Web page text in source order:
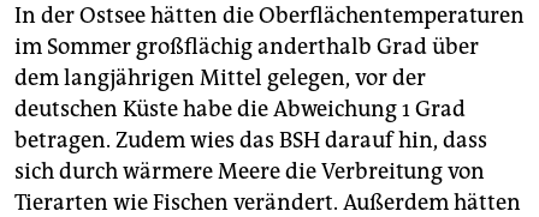
In der Ostsee hätten die Oberflächentemperaturen
im Sommer großflächig anderthalb Grad über
dem langjährigen Mittel gelegen, vor der
deutschen Küste habe die Abweichung 1 Grad
betragen. Zudem wies das BSH darauf hin, dass
sich durch wärmere Meere die Verbreitung von
Tierarten wie Fischen verändert. Außerdem hätten